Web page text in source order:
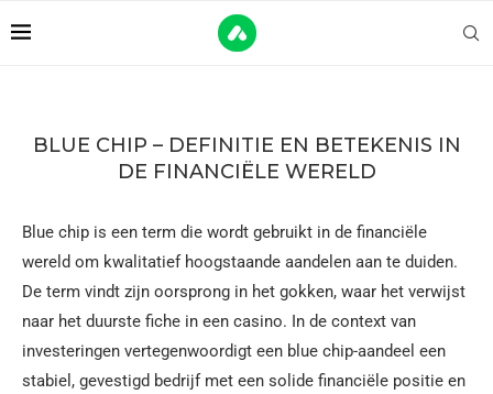
BLUE CHIP – DEFINITIE EN BETEKENIS IN
DE FINANCIËLE WERELD
Blue chip is een term die wordt gebruikt in de financiële
wereld om kwalitatief hoogstaande aandelen aan te duiden.
De term vindt zijn oorsprong in het gokken, waar het verwijst
naar het duurste fiche in een casino. In de context van
investeringen vertegenwoordigt een blue chip-aandeel een
stabiel, gevestigd bedrijf met een solide financiële positie en